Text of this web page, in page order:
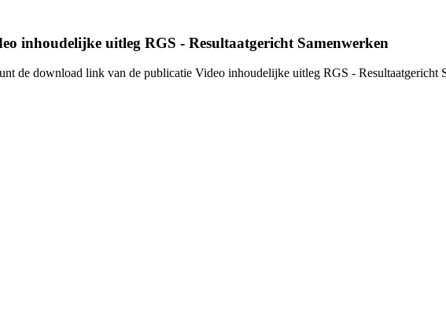
inhoudelijke uitleg RGS - Resultaatgericht Samenwerken
de download link van de publicatie Video inhoudelijke uitleg RGS - Resultaatgericht